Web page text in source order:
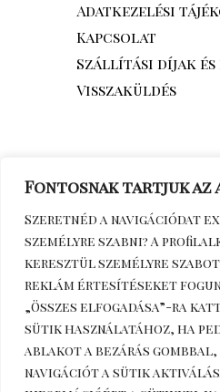
Fontosnak tartjuk az
Szeretnéd a navigációdat
személyre szabni? A
keresztül személyre
reklám értesítéseket
„Összes elfogadása”-ra
sütik használatához, ha
ablakot a bezárás
navigációt a sütik
Adatkezelési
Kapcsolat
Szállítási díjak
Visszaküldés
Érdeklődöm